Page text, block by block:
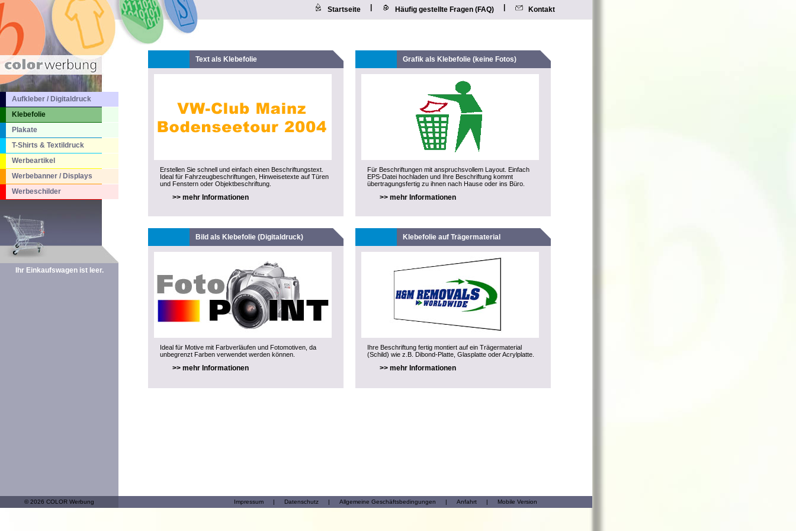
Startseite Häufig gestellte Fragen (FAQ) Kontakt
Aufkleber / Digitaldruck
Klebefolie
Plakate
T-Shirts & Textildruck
Werbeartikel
Werbebanner / Displays
Werbeschilder
Ihr Einkaufswagen ist leer.
Text als Klebefolie
Erstellen Sie schnell und einfach einen Beschriftungstext.
Ideal für Fahrzeugbeschriftungen, Hinweisetexte auf Türen
und Fenstern oder Objektbeschriftung.
>> mehr Informationen
Grafik als Klebefolie (keine Fotos)
Für Beschriftungen mit anspruchsvollem Layout. Einfach
EPS-Datei hochladen und Ihre Beschriftung kommt
übertragungsfertig zu ihnen nach Hause oder ins Büro.
>> mehr Informationen
Bild als Klebefolie (Digitaldruck)
Ideal für Motive mit Farbverläufen und Fotomotiven, da
unbegrenzt Farben verwendet werden können.
>> mehr Informationen
Klebefolie auf Trägermaterial
Ihre Beschriftung fertig montiert auf ein Trägermaterial
(Schild) wie z.B. Dibond-Platte, Glasplatte oder Acrylplatte.
>> mehr Informationen
© 2026 COLOR Werbung Impressum | Datenschutz | Allgemeine Geschäftsbedingungen | Anfahrt | Mobile Version